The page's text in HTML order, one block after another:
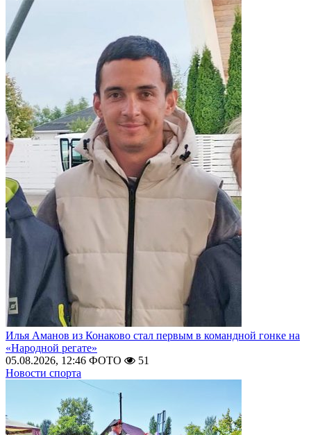
Илья Аманов из Конаково стал первым в командной гонке на
«Народной регате»
05.08.2026, 12:46 ФОТО
51
Новости спорта